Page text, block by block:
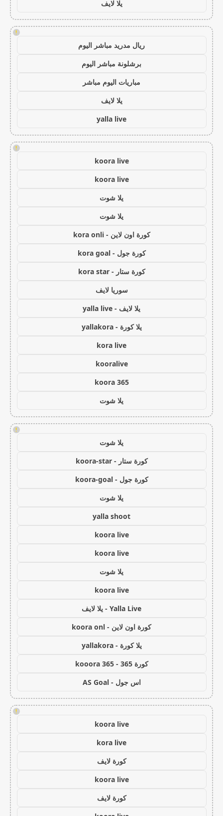
يلا لايف
!
ريال مدريد مباشر اليوم
برشلونة مباشر اليوم
مباريات اليوم مباشر
يلا لايف
yalla live
!
koora live
koora live
يلا شوت
يلا شوت
كورة اون لاين - kora onli
كورة جول - kora goal
كورة ستار - kora star
سوريا لايف
يلا لايف - yalla live
يلا كورة - yallakora
kora live
kooralive
koora 365
يلا شوت
!
يلا شوت
كورة ستار - koora-star
كورة جول - koora-goal
يلا شوت
yalla shoot
koora live
koora live
يلا شوت
koora live
Yalla Live - يلا لايف
كورة اون لاين - koora onl
يلا كورة - yallakora
كورة 365 - kooora 365
اس جول - AS Goal
!
koora live
kora live
كورة لايف
koora live
كورة لايف